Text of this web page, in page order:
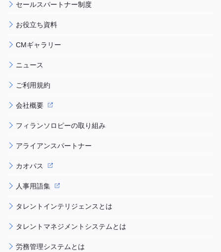
セールスパートナー制度
お役立ち資料
CMギャラリー
ニュース
ご利用規約
会社概要
フィランソロピーの取り組み
アライアンスパートナー
カオパス
人事用語集
タレントインテリジェンスとは
タレントマネジメントシステムとは
労務管理システムとは